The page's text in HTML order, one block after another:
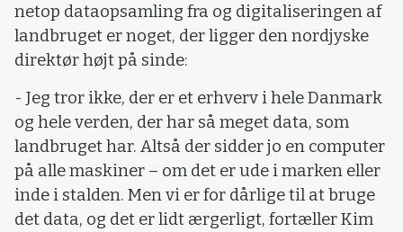
netop dataopsamling fra og digitaliseringen af
landbruget er noget, der ligger den nordjyske
direktør højt på sinde:
- Jeg tror ikke, der er et erhverv i hele Danmark
og hele verden, der har så meget data, som
landbruget har. Altså der sidder jo en computer
på alle maskiner – om det er ude i marken eller
inde i stalden. Men vi er for dårlige til at bruge
det data, og det er lidt ærgerligt, fortæller Kim